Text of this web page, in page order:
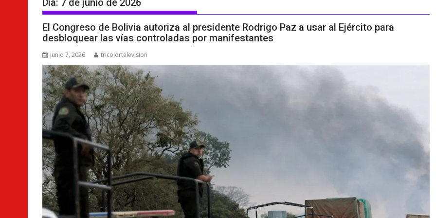
Día: 7 de junio de 2026
El Congreso de Bolivia autoriza al presidente Rodrigo Paz a usar al Ejército para
desbloquear las vías controladas por manifestantes
junio 7, 2026 tricolortelevision